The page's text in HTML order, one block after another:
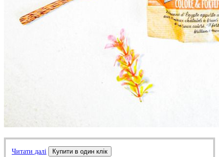
Читати далі Купити в один клік